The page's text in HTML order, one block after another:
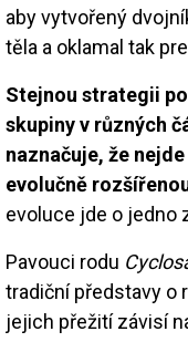
aby vytvořený
těla a oklamal tak
Stejnou strategii
skupiny v různých
naznačuje, že
evolučně
evoluce jde o jedno
Pavouci rodu
tradiční představy o
jejich přežití závisí